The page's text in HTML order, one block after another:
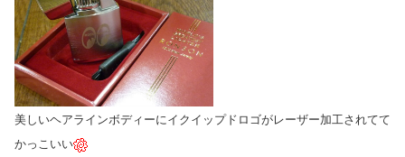
美しいヘアラインボディーにイクイップドロゴがレーザー加工されてて
かっこいい